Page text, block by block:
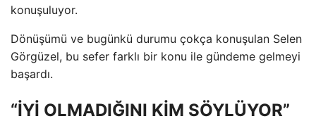
konuşuluyor.
Dönüşümü ve bugünkü durumu çokça konuşulan Selen
Görgüzel, bu sefer farklı bir konu ile gündeme gelmeyi
başardı.
“İYİ OLMADIĞINI KİM SÖYLÜYOR”